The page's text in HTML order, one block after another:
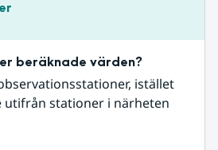
beräknade värden?
istället
utifrån stationer i närheten